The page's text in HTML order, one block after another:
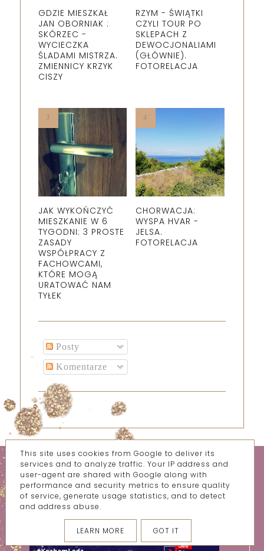
GDZIE MIESZKAŁ
JAN OBORNIAK :
SKÓRZEC -
WYCIECZKA
ŚLADAMI MISTRZA.
ZMIENNICY KRZYK
CISZY
RZYM - ŚWIĄTKI
CZYLI TOUR PO
SKLEPACH Z
DEWOCJONALIAMI
(GŁÓWNIE).
FOTORELACJA
JAK WYKOŃCZYĆ
MIESZKANIE W 6
TYGODNI: 3 PROSTE
ZASADY
WSPÓŁPRACY Z
FACHOWCAMI,
KTÓRE MOGĄ
URATOWAĆ NAM
TYŁEK
CHORWACJA:
WYSPA HVAR -
JELSA.
FOTORELACJA
Posty
Komentarze
This site uses cookies from Google to deliver its
services and to analyze traffic. Your IP address and
user-agent are shared with Google along with
performance and security metrics to ensure quality
of service, generate usage statistics, and to detect
and address abuse.
LEARN MORE GOT IT